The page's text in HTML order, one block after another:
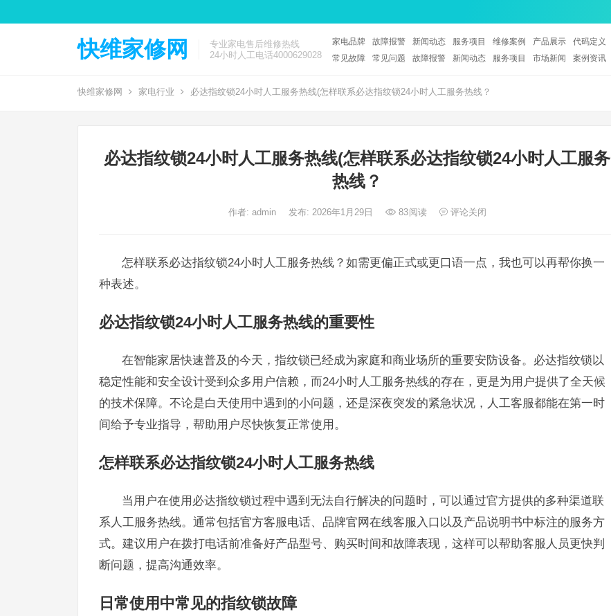
快维家修网
专业家电售后维修热线
24小时人工电话4000629028
家电品牌 故障报警 新闻动态 服务项目 维修案例 产品展示 代码定义
常见故障
常见问题 故障报警 新闻动态 服务项目 市场新闻 案例资讯
快维家修网 家电行业 必达指纹锁24小时人工服务热线(怎样联系必达指纹锁24小时人工服务热线？
必达指纹锁24小时人工服务热线(怎样联系必达指纹锁24小时人工服务
热线？
作者: admin 发布: 2026年1月29日 83阅读 评论关闭
怎样联系必达指纹锁24小时人工服务热线？如需更偏正式或更口语一点，我也可以再帮你换一
种表述。
必达指纹锁24小时人工服务热线的重要性
在智能家居快速普及的今天，指纹锁已经成为家庭和商业场所的重要安防设备。必达指纹锁以
稳定性能和安全设计受到众多用户信赖，而24小时人工服务热线的存在，更是为用户提供了全天候
的技术保障。不论是白天使用中遇到的小问题，还是深夜突发的紧急状况，人工客服都能在第一时
间给予专业指导，帮助用户尽快恢复正常使用。
怎样联系必达指纹锁24小时人工服务热线
当用户在使用必达指纹锁过程中遇到无法自行解决的问题时，可以通过官方提供的多种渠道联
系人工服务热线。通常包括官方客服电话、品牌官网在线客服入口以及产品说明书中标注的服务方
式。建议用户在拨打电话前准备好产品型号、购买时间和故障表现，这样可以帮助客服人员更快判
断问题，提高沟通效率。
日常使用中常见的指纹锁故障